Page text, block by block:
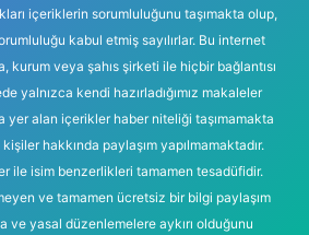
içeriklerin sorumluluğunu taşımakta olup,
kabul etmiş sayılırlar. Bu internet
kurum veya şahıs şirketi ile hiçbir bağlantısı
yalnızca kendi hazırladığımız makaleler
yer alan içerikler haber niteliği taşımamakta
hakkında paylaşım yapılmamaktadır.
ile isim benzerlikleri tamamen tesadüfidir.
ve tamamen ücretsiz bir bilgi paylaşım
ve yasal düzenlemelere aykırı olduğunu